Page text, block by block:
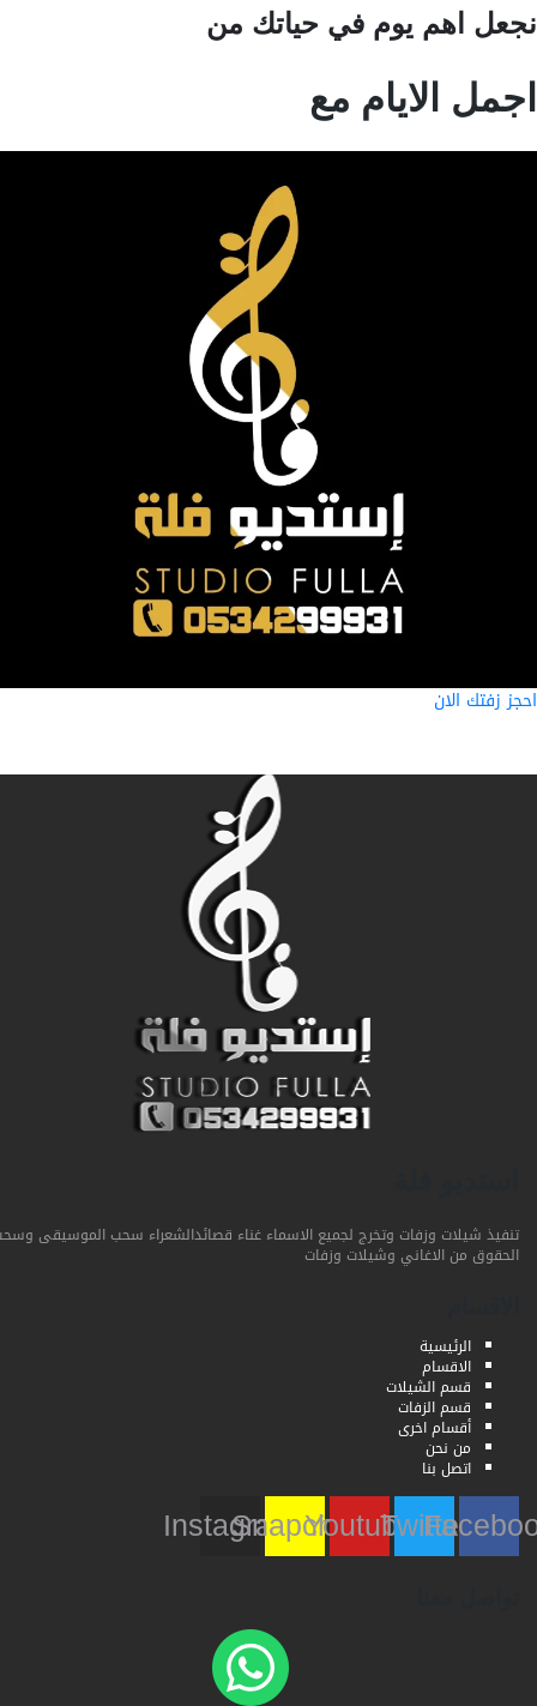
اهم يوم في حياتك من
الايام مع
زفتك الان
تنفيذ شيلات وزفات وتخرج لجميع الاسماء غناء قصائدالشعراء سحب الموسيقى وسحب
الحقوق من الاغاني وشيلات وزفات
الرئيسية
الاقسام
قسم الشيلات
قسم الزفات
أقسام اخرى
من نحن
اتصل بنا
Twitter
Youtube
Snapchat
Instagram